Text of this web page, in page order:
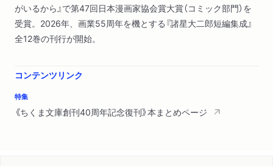
がいるから』で第47回日本漫画家協会賞大賞（コミック部門）を
受賞。2026年、画業55周年を機とする『諸星大二郎短編集成』
全12巻の刊行が開始。
コンテンツリンク
特集
《ちくま文庫創刊40周年記念復刊》本まとめページ